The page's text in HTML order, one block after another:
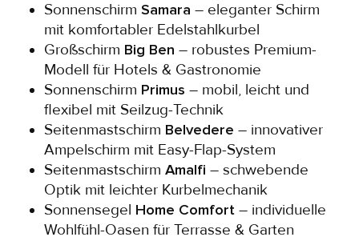
Sonnenschirm Samara – eleganter Schirm
mit komfortabler Edelstahlkurbel
Großschirm Big Ben – robustes Premium-
Modell für Hotels & Gastronomie
Sonnenschirm Primus – mobil, leicht und
flexibel mit Seilzug-Technik
Seitenmastschirm Belvedere – innovativer
Ampelschirm mit Easy-Flap-System
Seitenmastschirm Amalfi – schwebende
Optik mit leichter Kurbelmechanik
Sonnensegel Home Comfort– individuelle
Wohlfühl-Oasen für Terrasse & Garten